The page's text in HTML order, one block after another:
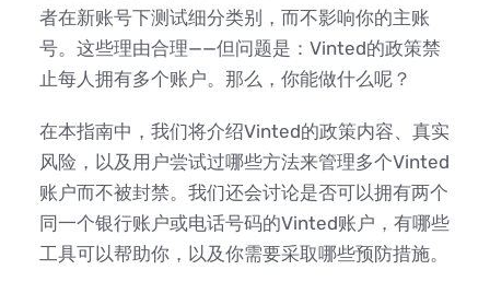
者在新账号下测试细分类别，而不影响你的主账
号。这些理由合理——但问题是：Vinted的政策禁
止每人拥有多个账户。那么，你能做什么呢？
在本指南中，我们将介绍Vinted的政策内容、真实
风险，以及用户尝试过哪些方法来管理多个Vinted
账户而不被封禁。我们还会讨论是否可以拥有两个
同一个银行账户或电话号码的Vinted账户，有哪些
工具可以帮助你，以及你需要采取哪些预防措施。